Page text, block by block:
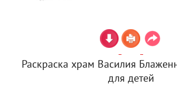
Раскраска храм Василия
для детей